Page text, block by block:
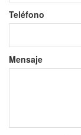
Teléfono
Mensaje